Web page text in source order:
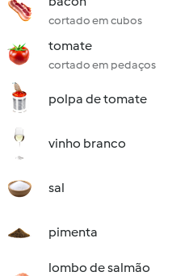
cortado em cubos
tomate
cortado em pedaços
polpa de tomate
vinho branco
sal
pimenta
lombo de salmão